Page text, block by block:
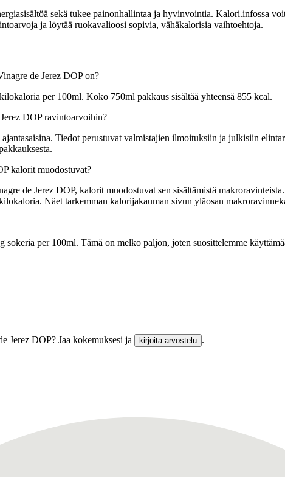
sekä tukee painonhallintaa ja hyvinvointia. Kalori.infossa
ja löytää ruokavalioosi sopivia, vähäkalorisia vaihtoehtoja.
de Jerez DOP on?
per 100ml. Koko 750ml pakkaus sisältää yhteensä 855 kcal.
DOP ravintoarvoihin?
Tiedot perustuvat valmistajien ilmoituksiin ja julkisiin
kalorit muodostuvat?
de Jerez DOP, kalorit muodostuvat sen sisältämistä
Näet tarkemman kalorijakauman sivun yläosan
sokeria per 100ml. Tämä on melko paljon, joten suosittelemme
Jerez DOP? Jaa kokemuksesi ja kirjoita arvostelu .